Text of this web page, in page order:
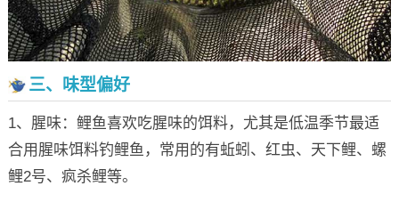
三、味型偏好
1、腥味：鲤鱼喜欢吃腥味的饵料，尤其是低温季节最适
合用腥味饵料钓鲤鱼，常用的有蚯蚓、红虫、天下鲤、螺
鲤2号、疯杀鲤等。